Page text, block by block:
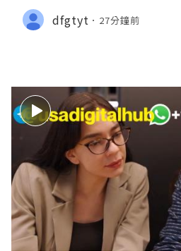
dfgtyt 27分鐘前